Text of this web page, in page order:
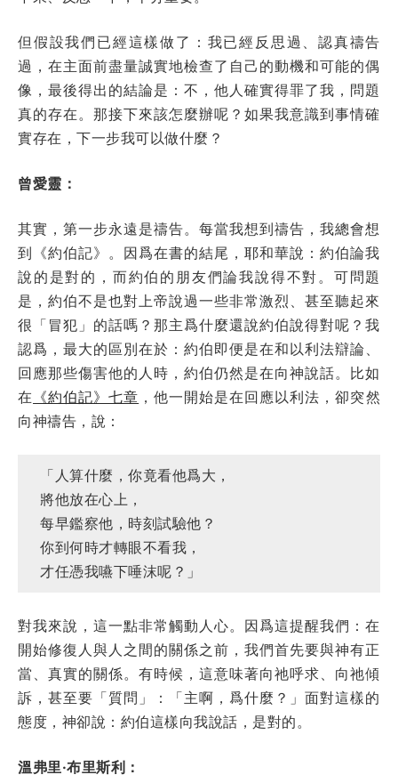
但假設我們已經這樣做了：我已經反思過、認真禱告
過，在主面前盡量誠實地檢查了自己的動機和可能的偶
像，最後得出的結論是：不，他人確實得罪了我，問題
真的存在。那接下來該怎麼辦呢？如果我意識到事情確
實存在，下一步我可以做什麼？
曾愛靈：
其實，第一步永遠是禱告。每當我想到禱告，我總會想
到《約伯記》。因爲在書的結尾，耶和華說：約伯論我
說的是對的，而約伯的朋友們論我說得不對。可問題
是，約伯不是也對上帝說過一些非常激烈、甚至聽起來
很「冒犯」的話嗎？那主爲什麼還說約伯說得對呢？我
認爲，最大的區別在於：約伯即便是在和以利法辯論、
回應那些傷害他的人時，約伯仍然是在向神說話。比如
在 《約伯記》七章 ，他一開始是在回應以利法，卻突然
向神禱告，說：
「人算什麼，你竟看他爲大，
將他放在心上，
每早鑑察他，時刻試驗他？
你到何時才轉眼不看我，
才任憑我嚥下唾沫呢？」
對我來說，這一點非常觸動人心。因爲這提醒我們：在
開始修復人與人之間的關係之前，我們首先要與神有正
當、真實的關係。有時候，這意味著向祂呼求、向祂傾
訴，甚至要「質問」：「主啊，爲什麼？」面對這樣的
態度，神卻說：約伯這樣向我說話，是對的。
溫弗里·布里斯利：